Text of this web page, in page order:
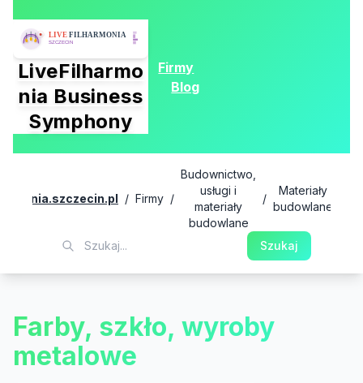
LiveFilharmo
nia Business
Symphony
Firmy
Blog
/ Firmy /
Budownictwo,
usługi i
materiały
budowlane
/
Materiały
budowlane
Szukaj
Farby, szkło, wyroby
metalowe